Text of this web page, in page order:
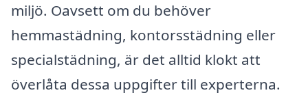
miljö. Oavsett om du behöver
hemmastädning, kontorsstädning eller
specialstädning, är det alltid klokt att
överlåta dessa uppgifter till experterna.